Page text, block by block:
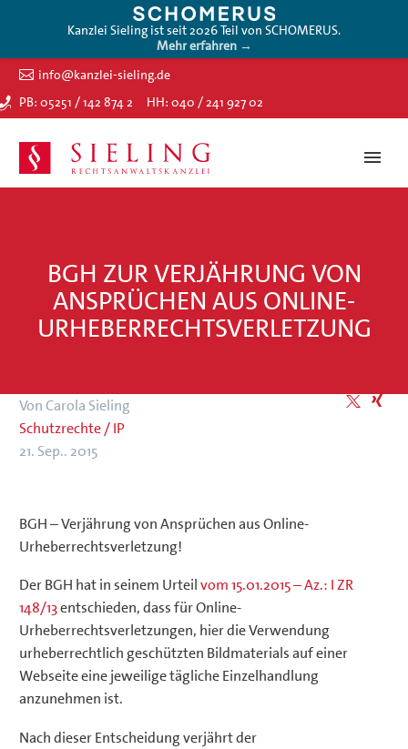
Kanzlei Sieling ist seit 2026 Teil von SCHOMERUS.
Mehr erfahren →
info@kanzlei-sieling.de
PB: 05251 / 142 874 2
HH: 040 / 241 927 02
BGH ZUR VERJÄHRUNG VON
ANSPRÜCHEN AUS ONLINE-
URHEBERRECHTSVERLETZUNG
Von Carola Sieling
Schutzrechte / IP
21. Sep.. 2015
BGH – Verjährung von Ansprüchen aus Online-
Urheberrechtsverletzung!
Der BGH hat in seinem Urteilvom 15.01.2015 – Az.: I ZR
148/13entschieden, dass für Online-
Urheberrechtsverletzungen, hier die Verwendung
urheberrechtlich geschützten Bildmaterials auf einer
Webseite eine jeweilige tägliche Einzelhandlung
anzunehmen ist.
Nach dieser Entscheidung verjährt der